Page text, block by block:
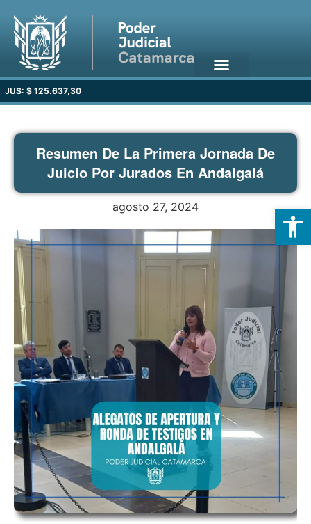
JUS: $ 125.637,30
Resumen De La Primera Jornada De
Juicio Por Jurados En Andalgalá
agosto 27, 2024